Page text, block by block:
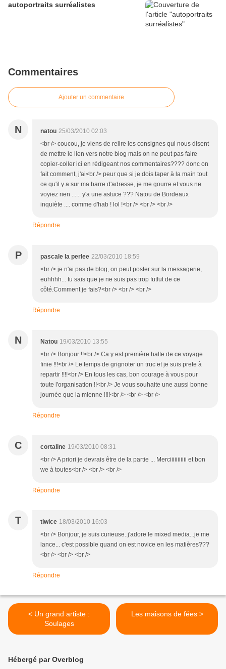
autoportraits surréalistes
Commentaires
Ajouter un commentaire
N natou 25/03/2010 02:03
<br /> coucou, je viens de relire les consignes qui nous disent
de mettre le lien vers notre blog mais on ne peut pas faire
copier-coller ici en rédigeant nos commentaires???? donc on
fait comment, j'ai<br /> peur que si je dois taper à la main tout
ce qu'il y a sur ma barre d'adresse, je me gourre et vous ne
voyiez rien ...... y'a une astuce ??? Natou de Bordeaux
inquiète .... comme d'hab ! lol !<br /> <br /> <br />
Répondre
P pascale la perlee 22/03/2010 18:59
<br /> je n'ai pas de blog, on peut poster sur la messagerie,
euhhhh... tu sais que je ne suis pas trop futfut de ce
côté.Comment je fais?<br /> <br /> <br />
Répondre
N Natou 19/03/2010 13:55
<br /> Bonjour !!<br /> Ca y est première halte de ce voyage
finie !!!<br /> Le temps de grignoter un truc et je suis prete à
repartir !!!!<br /> En tous les cas, bon courage à vous pour
toute l'organisation !!<br /> Je vous souhaite une aussi bonne
journée que la mienne !!!!<br /> <br /> <br />
Répondre
C cortaline 19/03/2010 08:31
<br /> A priori je devrais être de la partie ... Merciiiiiiiiiii et bon
we à toutes<br /> <br /> <br />
Répondre
T tiwice 18/03/2010 16:03
<br /> Bonjour, je suis curieuse..j'adore le mixed media...je me
lance... c'est possible quand on est novice en les matières???
<br /> <br /> <br />
Répondre
< Un grand artiste :
Soulages
Les maisons de fées >
Hébergé par Overblog